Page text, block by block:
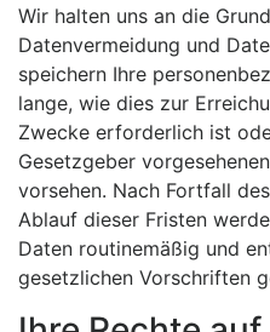
Wir halten uns an die
Datenvermeidung und
speichern Ihre
lange, wie dies zur
Zwecke erforderlich ist
Gesetzgeber
vorsehen. Nach Fortfall
Ablauf dieser Fristen
Daten routinemäßig und
gesetzlichen Vorschriften